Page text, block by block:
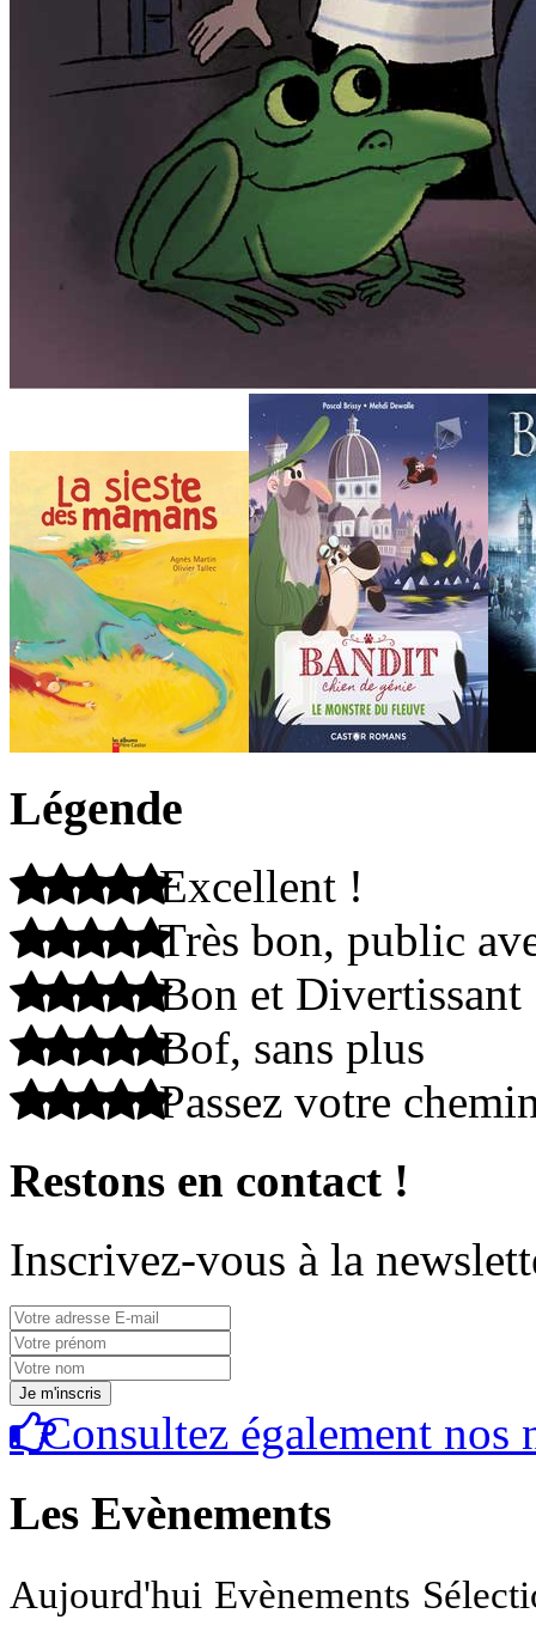
Légende
Excellent !
Très bon, public
Bon et Divertissant
Bof, sans plus
Passez votre
Restons en contact !
Inscrivez-vous à la
Consultez également nos
Les Evènements
Aujourd'hui Evènements